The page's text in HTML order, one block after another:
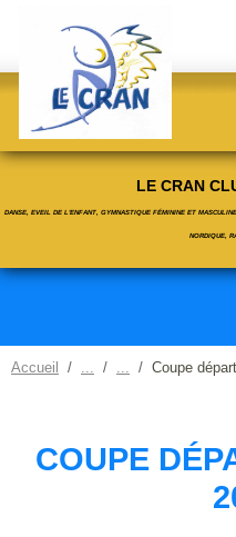
LE CRAN
DANSE, EVEIL DE L'ENFANT, GYMNASTIQUE FÉMININE ET
NORDIQUE,
Accueil Coupe
COUPE